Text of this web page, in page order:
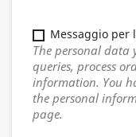
Messaggio per
The personal data
queries, process
information. You
the personal
page.